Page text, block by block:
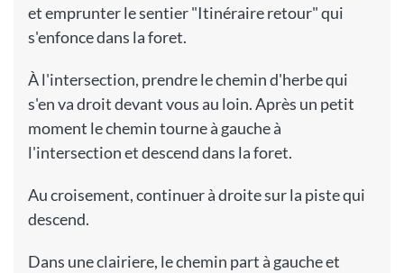
et emprunter le sentier "Itinéraire retour" qui
s'enfonce dans la foret.
À l'intersection, prendre le chemin d'herbe qui
s'en va droit devant vous au loin. Après un petit
moment le chemin tourne à gauche à
l'intersection et descend dans la foret.
Au croisement, continuer à droite sur la piste qui
descend.
Dans une clairiere, le chemin part à gauche et